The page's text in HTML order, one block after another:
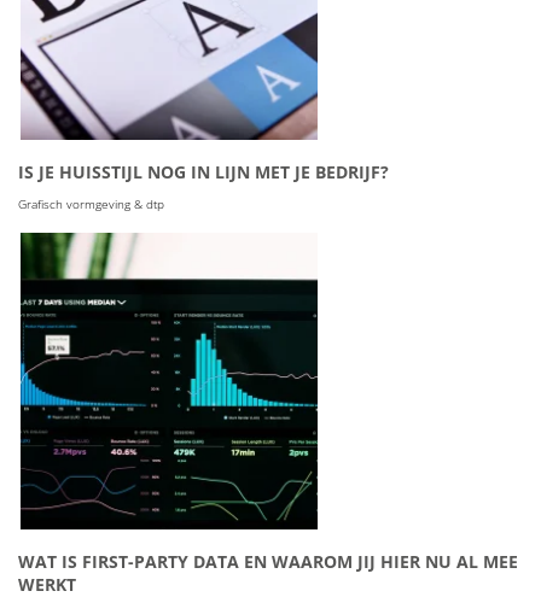
IS JE HUISSTIJL NOG IN LIJN MET JE BEDRIJF?
Grafisch vormgeving & dtp
WAT IS FIRST-PARTY DATA EN WAAROM JIJ HIER NU AL MEE
WERKT